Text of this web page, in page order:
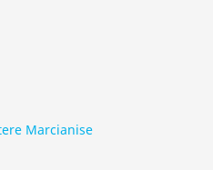
Marcianise